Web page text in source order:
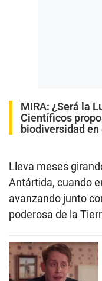
MIRA: ¿Será la
Científicos
biodiversidad
Lleva meses
Antártida, cuando
avanzando junto
poderosa de la